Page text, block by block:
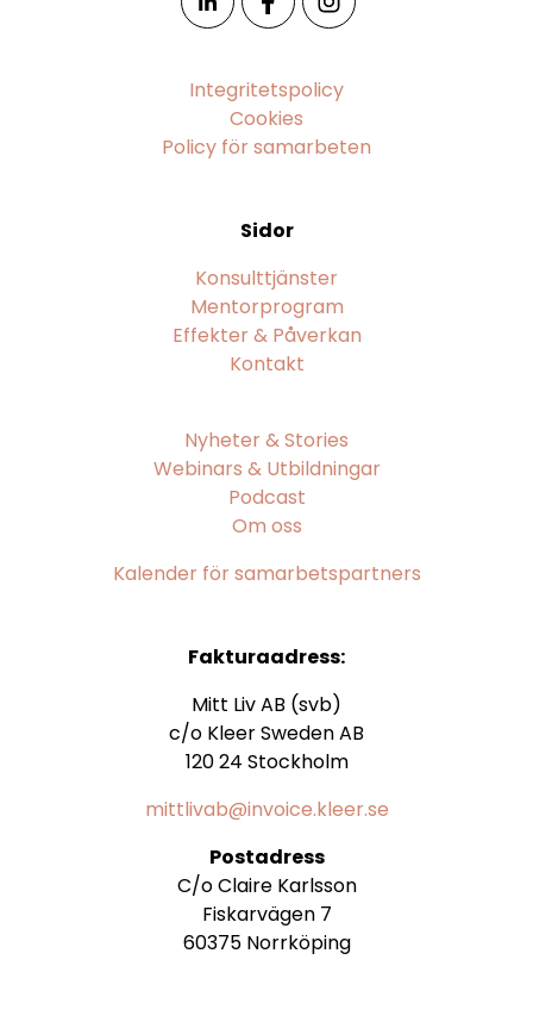
Integritetspolicy
Cookies
Policy för samarbeten
Sidor
Konsulttjänster
Mentorprogram
Effekter & Påverkan
Kontakt
Nyheter & Stories
Webinars & Utbildningar
Podcast
Om oss
Kalender för samarbetspartners
Fakturaadress:
Mitt Liv AB (svb)
c/o Kleer Sweden AB
120 24 Stockholm
mittlivab@invoice.kleer.se
Postadress
C/o Claire Karlsson
Fiskarvägen 7
60375 Norrköping